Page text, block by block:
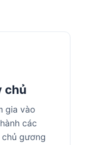
chủ
gia vào
các
gương